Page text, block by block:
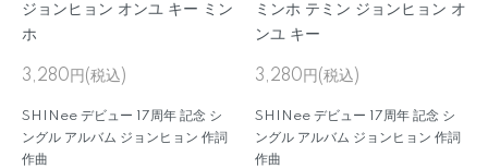
ジョンヒョン オンユ キー ミン
ホ
3,280円(税込)
SHINee デビュー 17周年 記念 シ
ングル アルバム ジョンヒョン 作詞
作曲
ミンホ テミン ジョンヒョン オ
ンユ キー
3,280円(税込)
SHINee デビュー 17周年 記念 シ
ングル アルバム ジョンヒョン 作詞
作曲